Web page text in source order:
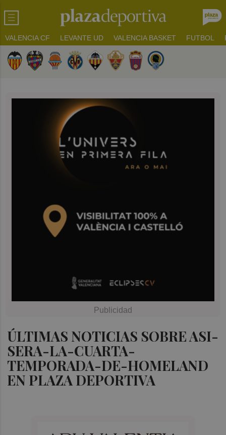
VALENCIA CF LEVANTE UD VALENCIA BASKET FUTBOL
ÚLTIMAS NOTICIAS SOBRE ASI-
SERA-LA-CUARTA-
TEMPORADA-DE-HOMELAND
EN PLAZA DEPORTIVA